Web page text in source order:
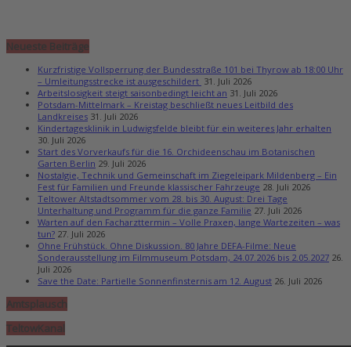
Neueste Beiträge
Kurzfristige Vollsperrung der Bundesstraße 101 bei Thyrow ab 18:00 Uhr
– Umleitungsstrecke ist ausgeschildert 31. Juli 2026
Arbeitslosigkeit steigt saisonbedingt leicht an 31. Juli 2026
Potsdam-Mittelmark – Kreistag beschließt neues Leitbild des
Landkreises 31. Juli 2026
Kindertagesklinik in Ludwigsfelde bleibt für ein weiteres Jahr erhalten
30. Juli 2026
Start des Vorverkaufs für die 16. Orchideenschau im Botanischen
Garten Berlin 29. Juli 2026
Nostalgie, Technik und Gemeinschaft im Ziegeleipark Mildenberg – Ein
Fest für Familien und Freunde klassischer Fahrzeuge 28. Juli 2026
Teltower Altstadtsommer vom 28. bis 30. August: Drei Tage
Unterhaltung und Programm für die ganze Familie 27. Juli 2026
Warten auf den Facharzttermin – Volle Praxen, lange Wartezeiten – was
tun? 27. Juli 2026
Ohne Frühstück. Ohne Diskussion. 80 Jahre DEFA-Filme: Neue
Sonderausstellung im Filmmuseum Potsdam, 24.07.2026 bis 2.05.2027 26.
Juli 2026
Save the Date: Partielle Sonnenfinsternis am 12. August 26. Juli 2026
Amtsplausch
TeltowKanal